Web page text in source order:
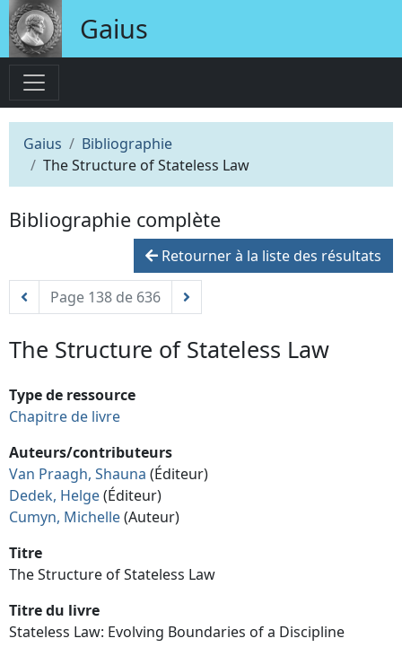
Gaius
Gaius
Bibliographie
The Structure of Stateless Law
Bibliographie complète
Retourner à la liste des résultats
Page 138 de 636
The Structure of Stateless Law
Type de ressource
Chapitre de livre
Auteurs/contributeurs
Van Praagh, Shauna (Éditeur)
Dedek, Helge(Éditeur)
Cumyn, Michelle(Auteur)
Titre
The Structure of Stateless Law
Titre du livre
Stateless Law: Evolving Boundaries of a Discipline